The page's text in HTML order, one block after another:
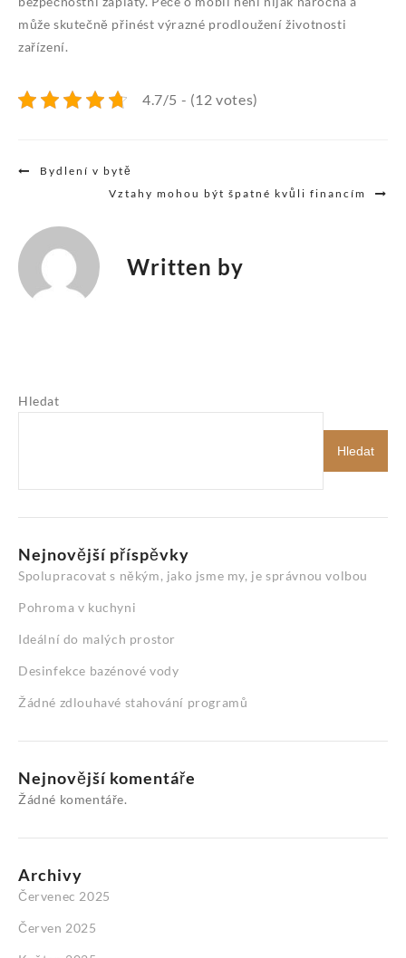
může skutečně přinést výrazné prodloužení životnosti
zařízení.
4.7/5 - (12 votes)
Navigace
Bydlení v bytě
Vztahy mohou být špatné kvůli financím
Written by
Hledat
Hledat
Nejnovější příspěvky
Spolupracovat s někým, jako jsme my, je správnou volbou
Pohroma v kuchyni
Ideální do malých prostor
Desinfekce bazénové vody
Žádné zdlouhavé stahování programů
Nejnovější komentáře
Žádné komentáře.
Archivy
Červenec 2025
Červen 2025